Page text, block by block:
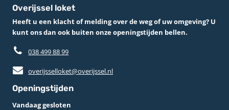
Overijssel loket
Heeft u een klacht of melding over de weg of uw omgeving? U
kunt ons dan ook buiten onze openingstijden bellen.
038 499 88 99
overijsselloket@overijssel.nl
Openingstijden
Vandaag gesloten